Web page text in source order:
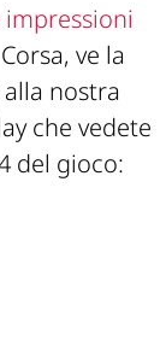
ve la
nostra
che vedete
del gioco: